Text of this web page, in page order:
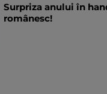
Surpriza anului în
românesc!